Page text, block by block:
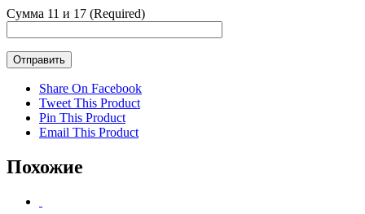
Сумма 11 и 17 (Required)
Share On Facebook
Tweet This Product
Pin This Product
Email This Product
Похожие